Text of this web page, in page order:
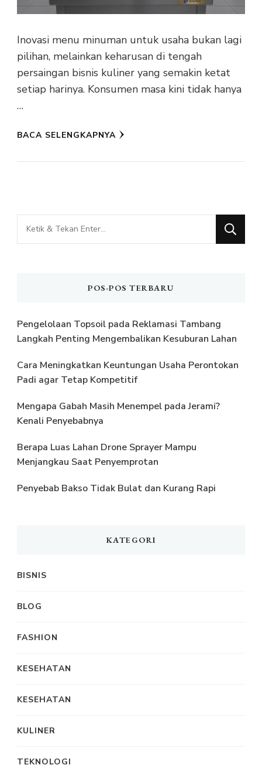
Inovasi menu minuman untuk usaha bukan lagi
pilihan, melainkan keharusan di tengah
persaingan bisnis kuliner yang semakin ketat
setiap harinya. Konsumen masa kini tidak hanya
…
BACA SELENGKAPNYA
Mencari
Sesuatu?
POS-POS TERBARU
Pengelolaan Topsoil pada Reklamasi Tambang
Langkah Penting Mengembalikan Kesuburan Lahan
Cara Meningkatkan Keuntungan Usaha Perontokan
Padi agar Tetap Kompetitif
Mengapa Gabah Masih Menempel pada Jerami?
Kenali Penyebabnya
Berapa Luas Lahan Drone Sprayer Mampu
Menjangkau Saat Penyemprotan
Penyebab Bakso Tidak Bulat dan Kurang Rapi
KATEGORI
BISNIS
BLOG
FASHION
KESEHATAN
KESEHATAN
KULINER
TEKNOLOGI